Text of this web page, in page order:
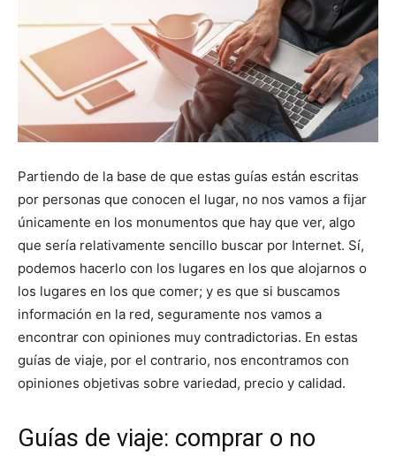
Partiendo de la base de que estas guías están escritas
por personas que conocen el lugar, no nos vamos a fijar
únicamente en los monumentos que hay que ver, algo
que sería relativamente sencillo buscar por Internet. Sí,
podemos hacerlo con los lugares en los que alojarnos o
los lugares en los que comer; y es que si buscamos
información en la red, seguramente nos vamos a
encontrar con opiniones muy contradictorias. En estas
guías de viaje, por el contrario, nos encontramos con
opiniones objetivas sobre variedad, precio y calidad.
Guías de viaje: comprar o no